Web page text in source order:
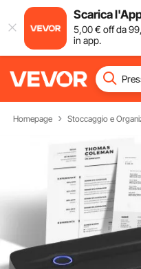
Scarica
5,00€ off da99
in app.
Homepage Stoccaggio e